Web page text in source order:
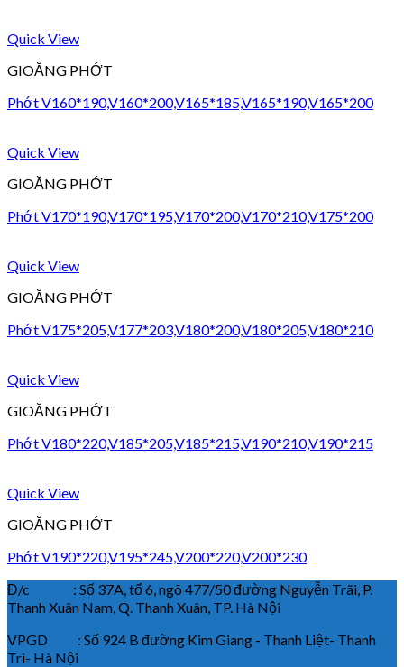
Quick View
GIOĂNG PHỚT
Phớt V160*190,V160*200,V165*185,V165*190,V165*200
Quick View
GIOĂNG PHỚT
Phớt V170*190,V170*195,V170*200,V170*210,V175*200
Quick View
GIOĂNG PHỚT
Phớt V175*205,V177*203,V180*200,V180*205,V180*210
Quick View
GIOĂNG PHỚT
Phớt V180*220,V185*205,V185*215,V190*210,V190*215
Quick View
GIOĂNG PHỚT
Phớt V190*220,V195*245,V200*220,V200*230
Đ/c : Số 37A, tổ 6, ngõ 477/50 đường Nguyễn Trãi, P.
Thanh Xuân Nam, Q. Thanh Xuân, TP. Hà Nội
VPGD : Số 924 B đường Kim Giang - Thanh Liệt- Thanh
Trì- Hà Nội